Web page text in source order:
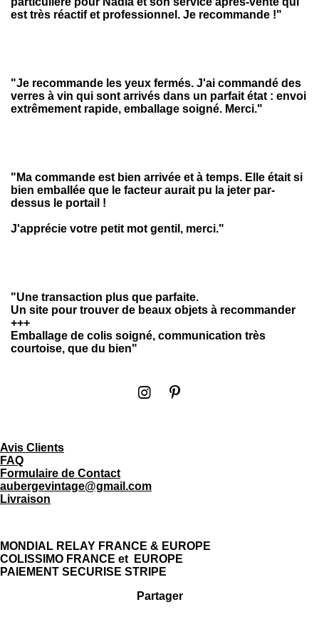
est très réactif et professionnel. Je recommande !"
"Je recommande les yeux fermés. J'ai commandé des
verres à vin qui sont arrivés dans un parfait état : envoi
extrêmement rapide, emballage soigné. Merci."
"Ma commande est bien arrivée et à temps. Elle était si
bien emballée que le facteur aurait pu la jeter par-
dessus le portail !
J'apprécie votre petit mot gentil, merci."
"Une transaction plus que parfaite.
Un site pour trouver de beaux objets à recommander
+++
Emballage de colis soigné, communication très
courtoise, que du bien"
I
a
P
Avis Clients
FAQ
Formulaire de Contact
aubergevintage@gmail.com
Livraison
MONDIAL RELAY FRANCE & EUROPE
COLISSIMO FRANCE et EUROPE
PAIEMENT SECURISE STRIPE
Partager